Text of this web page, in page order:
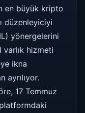
en büyük kripto
düzenleyiciyi
yönergelerini
varlık hizmeti
ikna
ayrılıyor.
17 Temmuz